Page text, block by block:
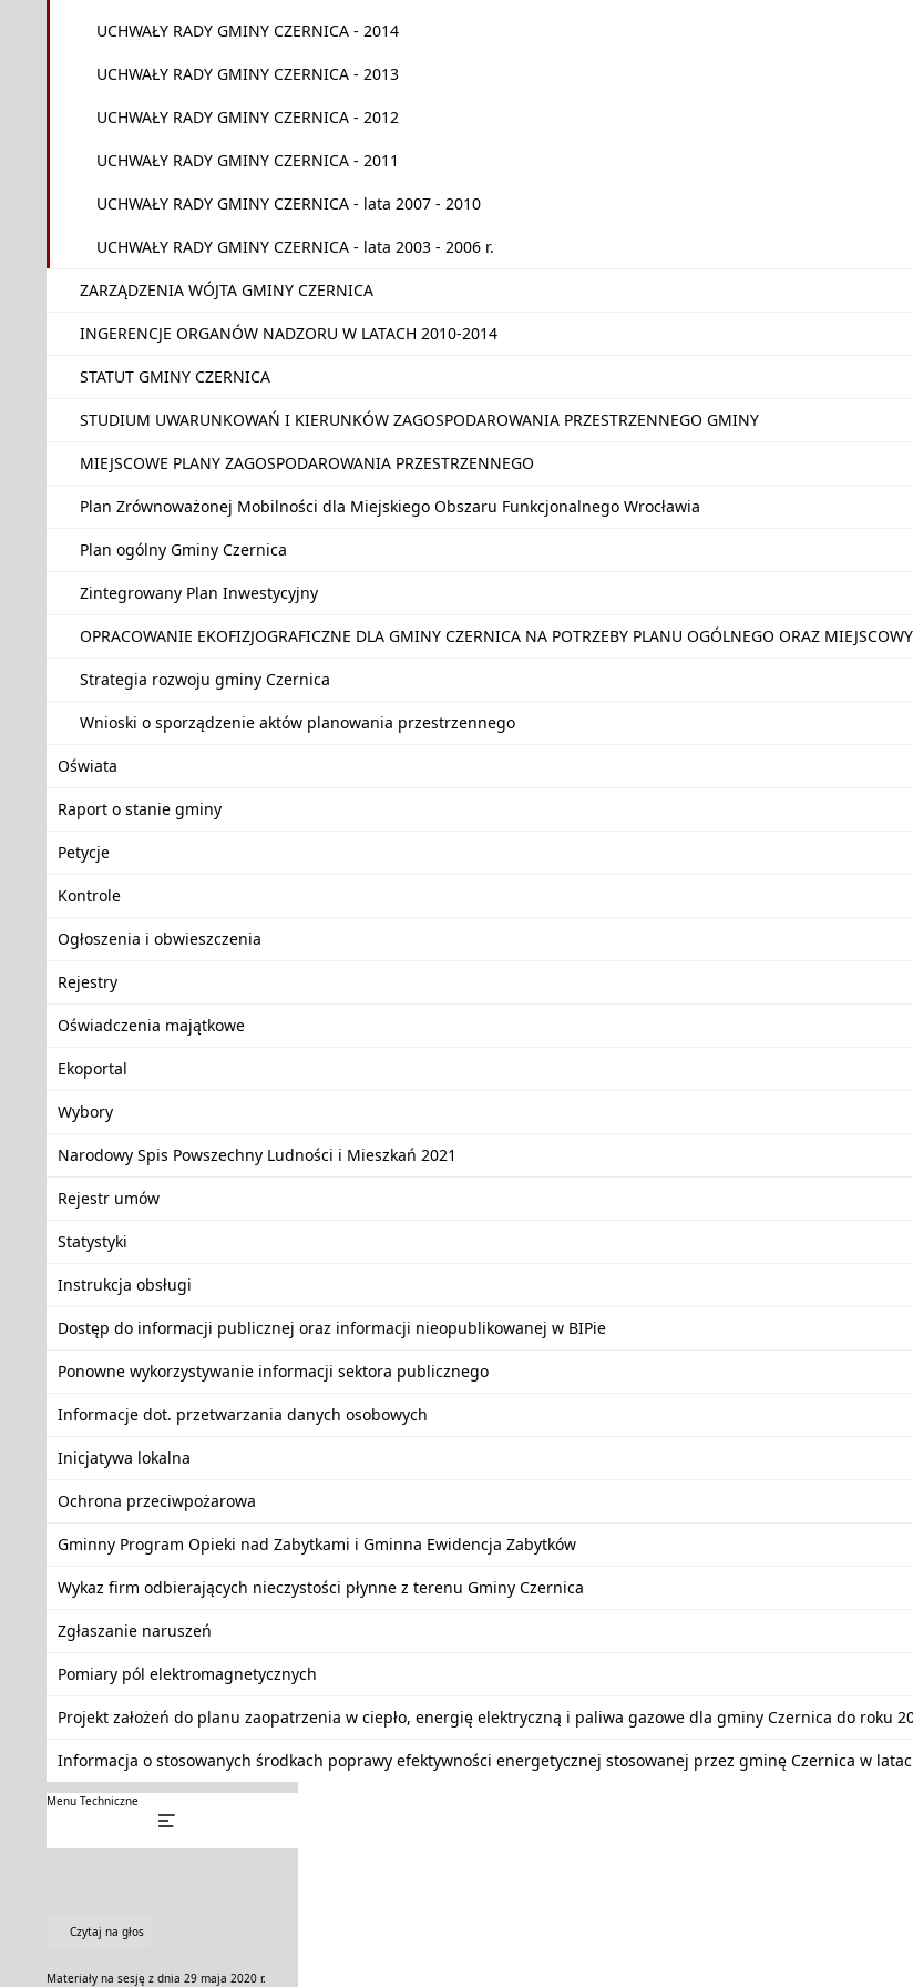
UCHWAŁY RADY GMINY CZERNICA - 2014
UCHWAŁY RADY GMINY CZERNICA - 2013
UCHWAŁY RADY GMINY CZERNICA - 2012
UCHWAŁY RADY GMINY CZERNICA - 2011
UCHWAŁY RADY GMINY CZERNICA - lata 2007 - 2010
UCHWAŁY RADY GMINY CZERNICA - lata 2003 - 2006 r.
ZARZĄDZENIA WÓJTA GMINY CZERNICA
INGERENCJE ORGANÓW NADZORU W LATACH 2010-2014
STATUT GMINY CZERNICA
STUDIUM UWARUNKOWAŃ I KIERUNKÓW ZAGOSPODAROWANIA PRZESTRZENNEGO GMINY
MIEJSCOWE PLANY ZAGOSPODAROWANIA PRZESTRZENNEGO
Plan Zrównoważonej Mobilności dla Miejskiego Obszaru Funkcjonalnego Wrocławia
Plan ogólny Gminy Czernica
Zintegrowany Plan Inwestycyjny
OPRACOWANIE EKOFIZJOGRAFICZNE DLA GMINY CZERNICA NA POTRZEBY PLANU OGÓLNEGO ORAZ
Strategia rozwoju gminy Czernica
Wnioski o sporządzenie aktów planowania przestrzennego
Oświata
Raport o stanie gminy
Petycje
Kontrole
Ogłoszenia i obwieszczenia
Rejestry
Oświadczenia majątkowe
Ekoportal
Wybory
Narodowy Spis Powszechny Ludności i Mieszkań 2021
Rejestr umów
Statystyki
Instrukcja obsługi
Dostęp do informacji publicznej oraz informacji nieopublikowanej w BIPie
Ponowne wykorzystywanie informacji sektora publicznego
Informacje dot. przetwarzania danych osobowych
Inicjatywa lokalna
Ochrona przeciwpożarowa
Gminny Program Opieki nad Zabytkami i Gminna Ewidencja Zabytków
Wykaz firm odbierających nieczystości płynne z terenu Gminy Czernica
Zgłaszanie naruszeń
Pomiary pól elektromagnetycznych
Projekt założeń do planu zaopatrzenia w ciepło, energię elektryczną i paliwa gazowe dla gminy Czernica do roku
Informacja o stosowanych środkach poprawy efektywności energetycznej stosowanej przez gminę Czernica w
Menu Techniczne
Czytaj na głos
Materiały na sesję z dnia 29 maja 2020 r.